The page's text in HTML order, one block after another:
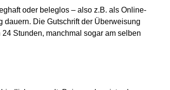
oder beleglos – also z.B. als Online-
Die Gutschrift der Überweisung
Stunden, manchmal sogar am selben